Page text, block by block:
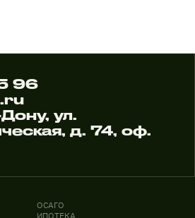
96
ул.
д. 74, оф.
ОСАГО
ИПОТЕКА